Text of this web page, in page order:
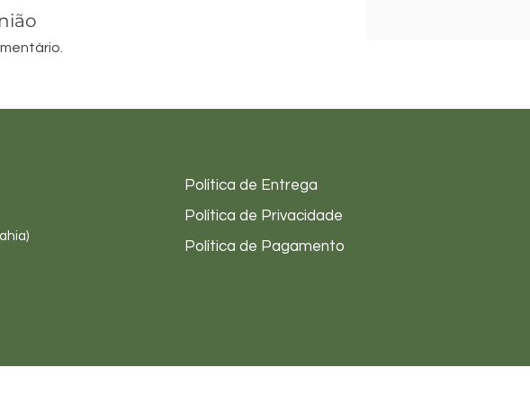
Política de Entrega
Política de Privacidade
Política de Pagamento